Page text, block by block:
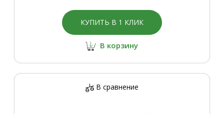
КУПИТЬ В 1 КЛИК
В корзину
В сравнение